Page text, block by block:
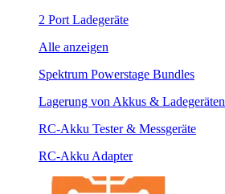
2 Port Ladegeräte
Alle anzeigen
Spektrum Powerstage Bundles
Lagerung von Akkus & Ladegeräten
RC-Akku Tester & Messgeräte
RC-Akku Adapter